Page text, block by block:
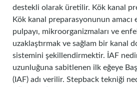
destekli olarak üretilir. Kök kanal
Kök kanal preparasyonunun
pulpayı, mikroorganizmaları ve
uzaklaştırmak ve sağlam bir kanal
sistemini şekillendirmektir. İAF
uzunluğuna sabitlenen ilk eğeye
(IAF) adı verilir. Stepback tekniği